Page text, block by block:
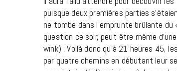
puisque deux premières parties
ne tombe dans l’emprunte brûlante
question ce soir, peut-être même
wink) . Voilà donc qu’à 21 heures 45,
par quatre chemins en débutant leur